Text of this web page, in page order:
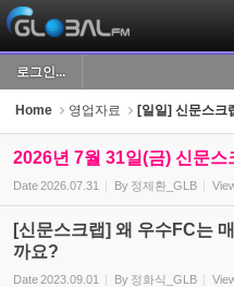
로그인...
Home 영업자료 [일일] 신문스크
2026년 7월 31일(금) 신문스
Date2026.07.31 By 정제환_GLB
[신문스크랩] 왜 우수FC는
까요?
Date2023.09.01 By 정화식_GLB
Sketchbook5,
Sketchbook5,